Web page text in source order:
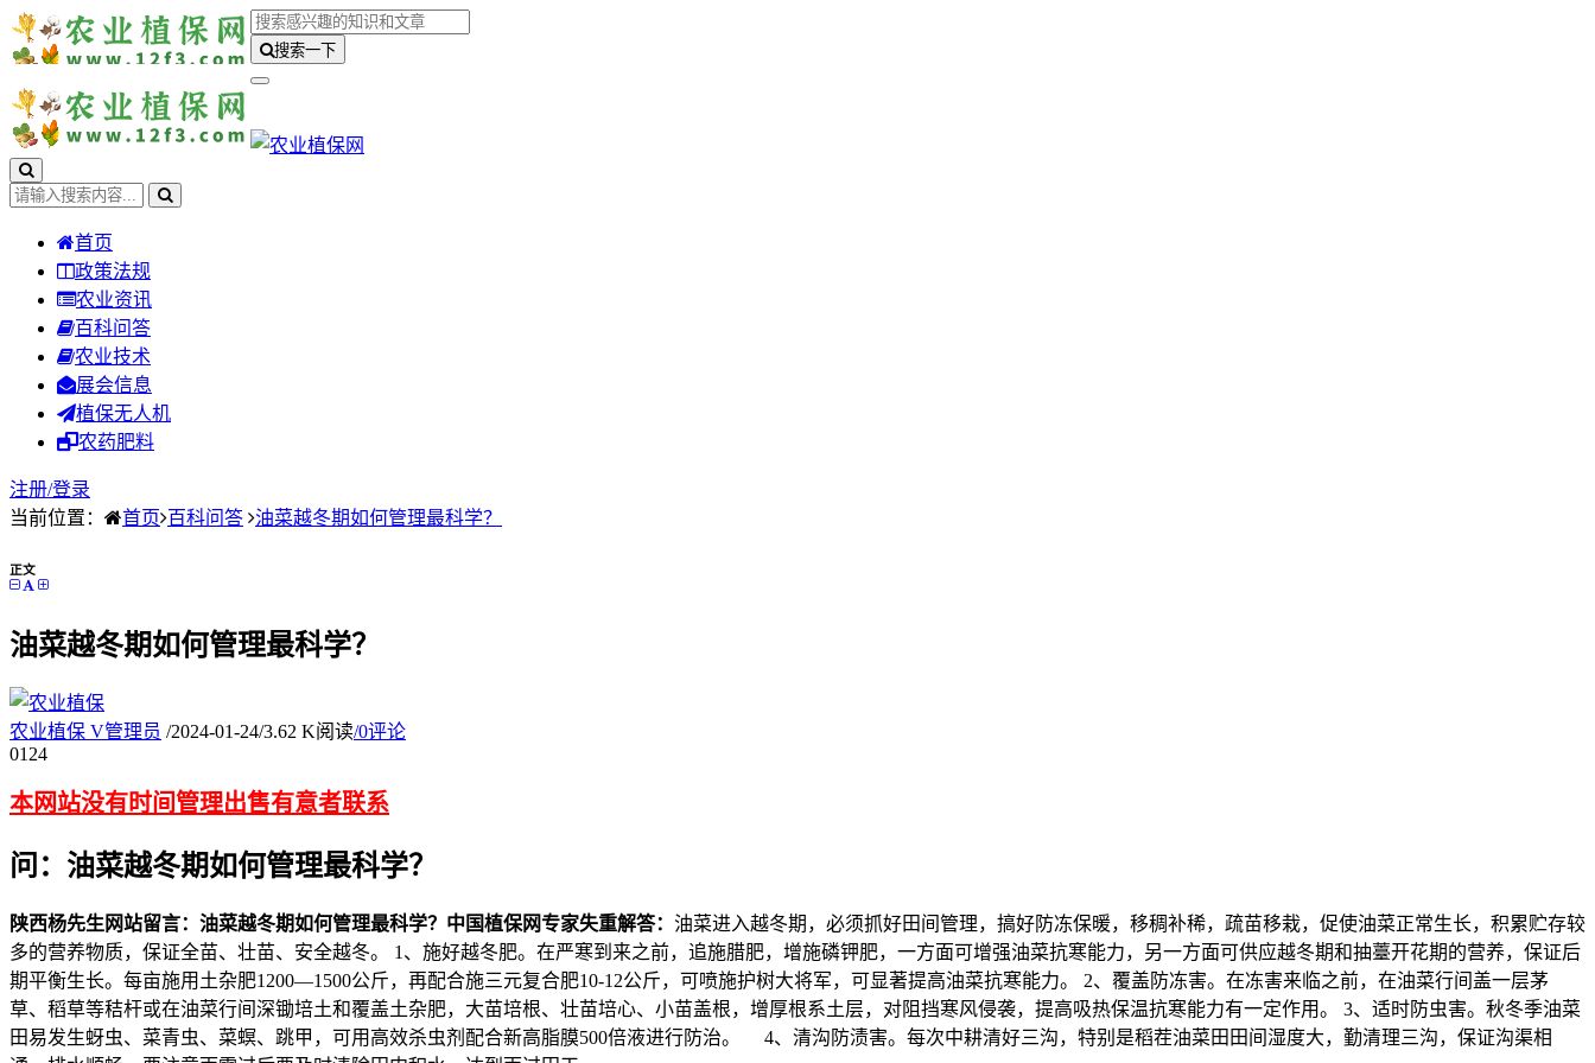
搜索一下
首页
政策法规
农业资讯
百科问答
农业技术
展会信息
植保无人机
农药肥料
注册/登录
当前位置：
首页 百科问答 油菜越冬期如何管理最科学？
正文
油菜越冬期如何管理最科学？
农业植保 V管理员 /2024-01-24/3.62 K阅读/0评论
01 24
本网站没有时间管理出售有意者联系
问：油菜越冬期如何管理最科学？
陕西杨先生网站留言：油菜越冬期如何管理最科学？ 中国植保网专家失重解答： 油菜进入越冬期，必须抓好田间管理，搞好防冻保暖，移稠补稀，疏苗移栽，促使油菜正常生长，积累贮存较
多的营养物质，保证全苗、壮苗、安全越冬。 1、施好越冬肥。在严寒到来之前，追施腊肥，增施磷钾肥，一方面可增强油菜抗寒能力，另一方面可供应越冬期和抽薹开花期的营养，保证后
期平衡生长。每亩施用土杂肥1200—1500公斤，再配合施三元复合肥10-12公斤，可喷施护树大将军，可显著提高油菜抗寒能力。 2、覆盖防冻害。在冻害来临之前，在油菜行间盖一层茅
草、稻草等秸杆或在油菜行间深锄培土和覆盖土杂肥，大苗培根、壮苗培心、小苗盖根，增厚根系土层，对阻挡寒风侵袭，提高吸热保温抗寒能力有一定作用。 3、适时防虫害。秋冬季油菜
田易发生蚜虫、菜青虫、菜螟、跳甲，可用高效杀虫剂配合新高脂膜500倍液进行防治。 4、清沟防渍害。每次中耕清好三沟，特别是稻茬油菜田田间湿度大，勤清理三沟，保证沟渠相